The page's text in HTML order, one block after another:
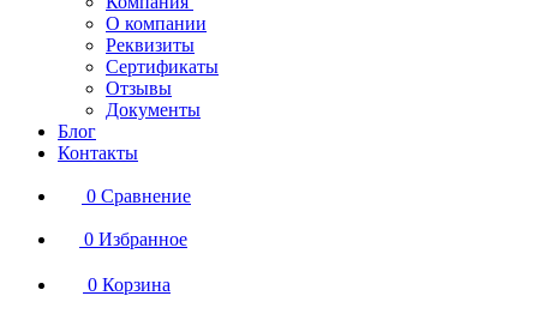
О компании
Реквизиты
Сертификаты
Отзывы
Документы
Блог
Контакты
0 Сравнение
0 Избранное
0 Корзина